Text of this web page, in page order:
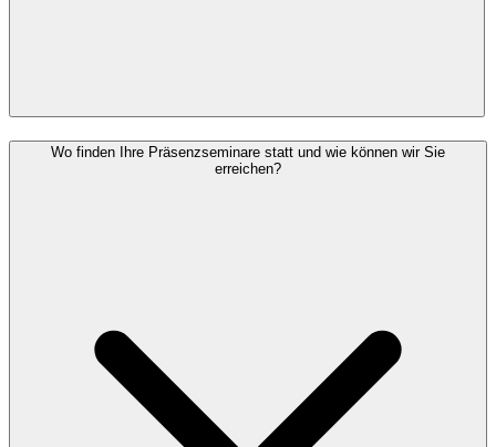
Wo finden Ihre Präsenzseminare statt und wie können wir Sie
erreichen?